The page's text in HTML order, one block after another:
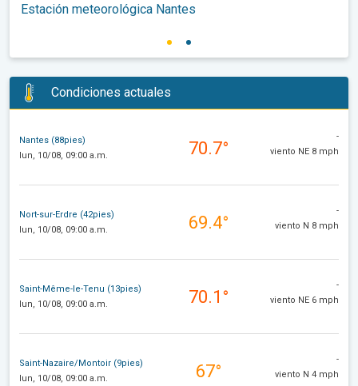
Estación meteorológica Nantes
Condiciones actuales
Nantes (88pies)
lun, 10/08, 09:00 a.m.
70.7°
-
viento NE 8 mph
Nort-sur-Erdre (42pies)
lun, 10/08, 09:00 a.m.
69.4°
-
viento N 8 mph
Saint-Même-le-Tenu (13pies)
lun, 10/08, 09:00 a.m.
70.1°
-
viento NE 6 mph
Saint-Nazaire/Montoir (9pies)
lun, 10/08, 09:00 a.m.
67°
-
viento N 4 mph